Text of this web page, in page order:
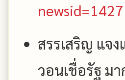
สรรเสริญ แจ
วอนเชื่อรัฐ ม